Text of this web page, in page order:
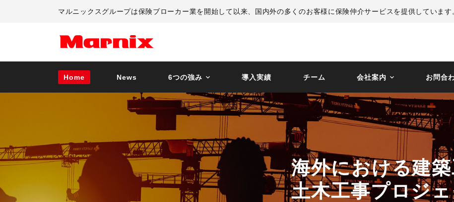
マルニックスグループは保険ブローカー業を開始して以来、国内外の多くのお客様に保険仲介サービスを提供しています
Home News 6つの強み 導入実績 チーム 会社案内 お問合
海外における建
土木工事プロジ